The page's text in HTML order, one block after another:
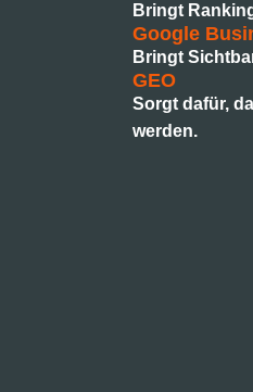
Bringt
Google
Bringt
GEO
Sorgt dafür,
werden.